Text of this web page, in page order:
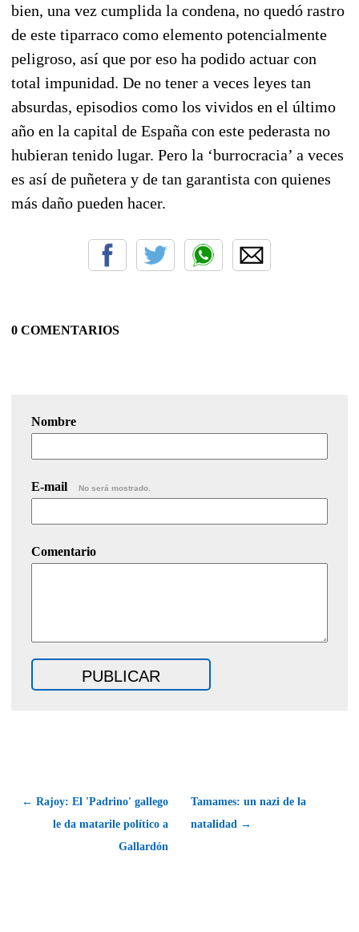
bien, una vez cumplida la condena, no quedó rastro
de este tiparraco como elemento potencialmente
peligroso, así que por eso ha podido actuar con
total impunidad. De no tener a veces leyes tan
absurdas, episodios como los vividos en el último
año en la capital de España con este pederasta no
hubieran tenido lugar. Pero la ‘burrocracia’ a veces
es así de puñetera y de tan garantista con quienes
más daño pueden hacer.
0 COMENTARIOS
Nombre
E-mail No será mostrado.
Comentario
← Rajoy: El 'Padrino' gallego
le da matarile político a
Gallardón
Tamames: un nazi de la
natalidad →